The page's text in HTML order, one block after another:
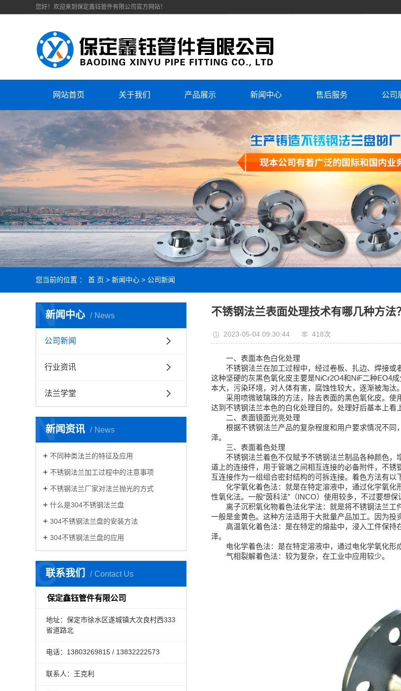
您好！欢迎来到保定鑫钰管件有限公司官方网站！
网站首页 关于我们
公司简介
资质荣誉
产品展示
法兰
新闻中心
公司新闻
行业资讯
法兰学堂
售后服务 公司
厂区
检测
您当前的位置 ： 首 页 > 新闻中心 > 公司新闻
新闻中心 News
N
公司新闻
行业资讯
法兰学堂
新闻资讯 News
N
不同种类法兰的特征及应用
不锈钢法兰加工过程中的注意事项
不锈钢法兰厂家对法兰抛光的方式
什么是304不锈钢法兰盘
304不锈钢法兰盘的安装方法
304不锈钢法兰盘的应用
联系我们 Contact Us
C
保定鑫钰管件有限公司
地址：保定市徐水区遂城镇大次良村西333
省道路北
电话：13803269815 / 13832222573
联系人：王克利
不锈钢法兰表面处理技术有哪几种方法？
2023-05-04 09:30:44 418次
一、表面本色白化处理
不锈钢法兰在加工过程中，经过卷板、扎边、焊接或
这种坚硬的灰黑色氧化皮主要是NiCr2O4和NiF二种EO4
本大，污染环境，对人体有害，腐蚀性较大，逐渐被淘汰。
采用喷微玻璃珠的方法，除去表面的黑色氧化皮。
达到不锈钢法兰本色的白化处理目的。处理好后基本上看
二、表面镜面光亮处理
根据不锈钢法兰产品的复杂程度和用户要求情况不
泽。
三、表面着色处理
不锈钢法兰着色不仅赋予不锈钢法兰制品各种颜色，
道上的连接件，用于管端之间相互连接的必备附件，不
互连接作为一组组合密封结构的可拆连接。 着色方法有以
化学氧化着色法：就是在特定溶液中，通过化学氧
性氧化法。一般“茵科法”（INCO）使用较多，不过要想
离子沉积氧化物着色法化学法：就是将不锈钢法兰工
一般是金黄色。这种方法适用于大批量产品加工。因为投
高温氧化着色法：是在特定的熔盐中，浸入工件保
泽。
电化学着色法：是在特定溶液中，通过电化学氧化形
气相裂解着色法：较为复杂，在工业中应用较少。